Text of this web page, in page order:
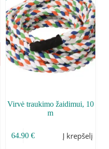
Virvė traukimo žaidimui, 10
m
64.90€ Į krepšelį